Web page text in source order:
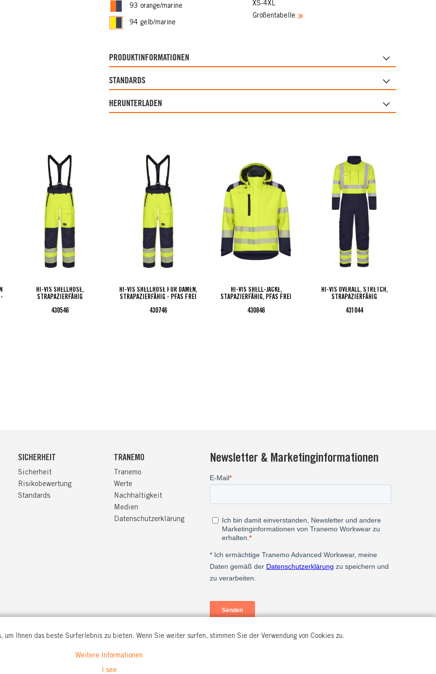
93 orange/marine
94 gelb/marine
XS-4XL
Größentabelle
PRODUKTINFORMATIONEN
STANDARDS
HERUNTERLADEN
HI-VIS SHELLHOSE,
STRAPAZIERFÄHIG
430546
HI-VIS SHELLHOSE FÜR DAMEN,
STRAPAZIERFÄHIG - PFAS FREI
430746
HI-VIS SHELL-JACKE,
STAPAZIERFÄHIG, PFAS FREI
430846
HI-VIS OVERALL, STRETCH,
STRAPAZIERFÄHIG
431044
SICHERHEIT
Sicherheit
Risikobewertung
Standards
TRANEMO
Tranemo
Werte
Nachhaltigkeit
Medien
Datenschutzerklärung
Newsletter & Marketinginformationen
um Ihnen das beste Surferlebnis zu bieten. Wenn Sie weiter surfen, stimmen Sie der Verwendung von Cookies zu.
Weitere Informationen
I see